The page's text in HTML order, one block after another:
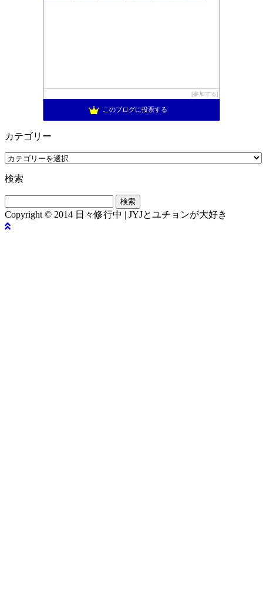
参加する
このブログに投票する
カテゴリー
カ
ゴ
リ
ー
検索
索:
Copyright © 2014 日々修行中 | JYJとユチョンが大好き